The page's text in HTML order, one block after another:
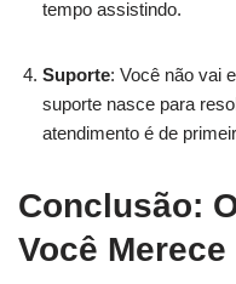
tempo assistindo.
Suporte: Você não vai
suporte nasce para
atendimento é de
Conclusão:
Você Merece